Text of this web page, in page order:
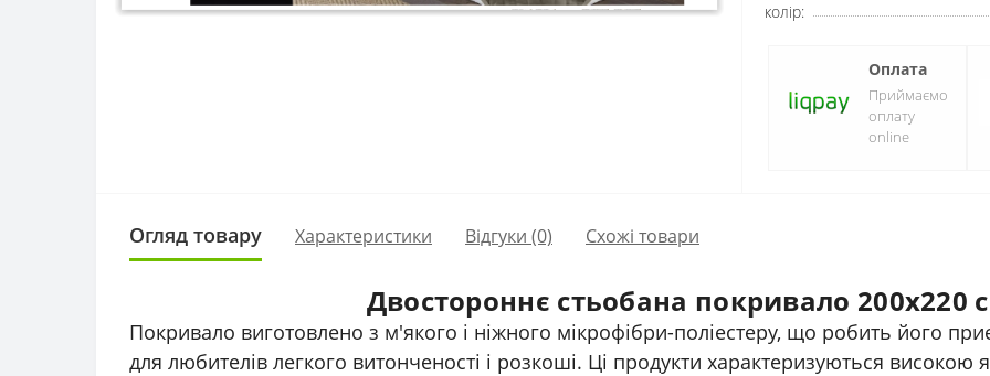
колір:
Оплата
Приймаємо
оплату
online
Огляд товару Характеристики Відгуки (0) Схожі товари
Двостороннє стьобана покривало 200x220
Покривало виготовлено з м'якого і ніжного мікрофібри-поліестеру, що робить його
для любителів легкого витонченості і розкоші. Ці продукти характеризуються високою